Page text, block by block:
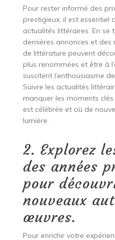
Pour rester informé des
prestigieux, il est essentiel
actualités littéraires. En se
dernières annonces et
de littérature peuvent
plus renommées et être à
suscitent l’enthousiasme
Suivre les actualités
manquer les moments clés
est célébrée et où de
lumière.
2. Explorez
des années
pour
nouveaux
œuvres.
Pour enrichir votre